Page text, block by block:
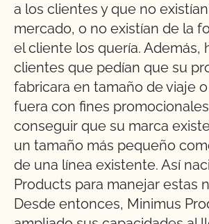
a los clientes y que no
mercado, o no existían de la
el cliente los quería. Además,
clientes que pedían que su
fabricara en tamaño de viaje
fuera con fines
conseguir que su marca
un tamaño más pequeño
de una línea existente. Así
Products para manejar estas
Desde entonces, Minimus